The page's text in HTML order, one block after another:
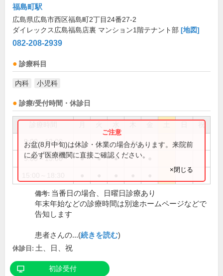
福島町駅
広島県広島市西区福島町2丁目24番27-2
ダイレックス広島福島店裏 マンション1階テナント部 [地図]
082-208-2939
診療科目
内科 小児科
診療/受付時間・休診日
9:00～12:00 ●
9:00～13:00 ● ● ●
お盆(8月中旬)は休診・休業の場合があります。来院前
に必ず医療機関に直接ご確認ください。
×閉じる
備考: 当番日の場合、日曜日診療あり
年末年始などの診療時間は別途ホームページなどで
告知します
患者さんの...(続きを読む)
休診日: 土、日、祝
初診受付